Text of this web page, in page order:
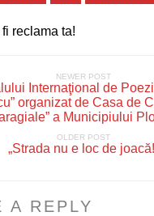
reclama ta!
NEWER POST
Internaţional de
organizat de Casa de
a Municipiului
OLDER POST
„Strada nu e loc de
A REPLY